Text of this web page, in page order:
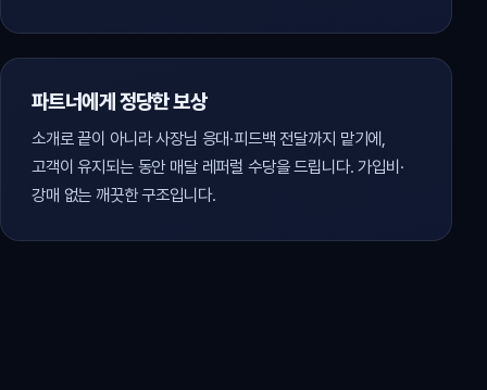
파트너에게 정당한 보상
소개로 끝이 아니라 사장님 응대·피드백 전달까지 맡기에,
고객이 유지되는 동안 매달 레퍼럴 수당을 드립니다. 가입비·
강매 없는 깨끗한 구조입니다.